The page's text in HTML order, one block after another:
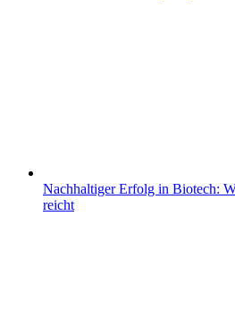
Nachhaltiger Erfolg in Biotech:
reicht